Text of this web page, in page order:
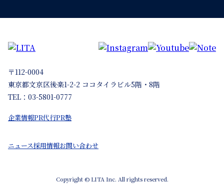
〒112-0004
東京都文京区後楽1-2-2 ココタイラビル5階・8階
TEL：03-5801-0777
企業情報PR代行PR塾
ニュース採用情報お問い合わせ
Copyright © LITA Inc. All rights reserved.